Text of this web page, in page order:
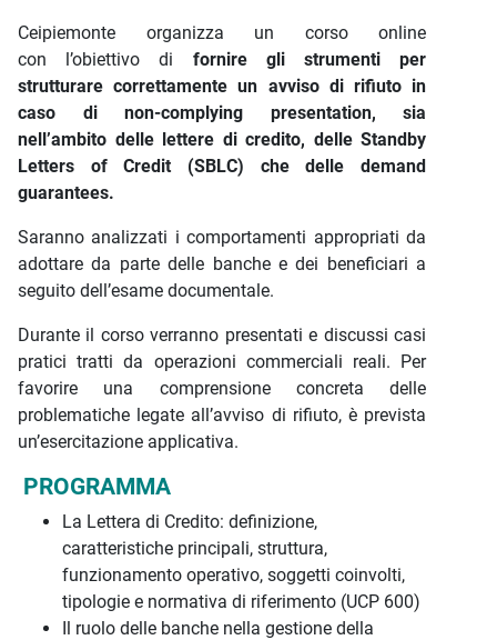
Ceipiemonte organizza un corso online
con
l’obiettivo di fornire gli strumenti per
strutturare correttamente un avviso di rifiuto in
caso di non-complying presentation, sia
nell’ambito delle lettere di credito, delle Standby
Letters of Credit (SBLC) che delle demand
guarantees.
Saranno analizzati i comportamenti appropriati da
adottare da parte delle banche e dei beneficiari a
seguito dell’esame documentale.
Durante il corso verranno presentati e discussi casi
pratici tratti da operazioni commerciali reali. Per
favorire una comprensione concreta delle
problematiche legate all’avviso di rifiuto, è prevista
un’esercitazione applicativa.
PROGRAMMA
La Lettera di Credito: definizione,
caratteristiche principali, struttura,
funzionamento operativo, soggetti coinvolti,
tipologie e normativa di riferimento (UCP 600)
Il ruolo delle banche nella gestione della